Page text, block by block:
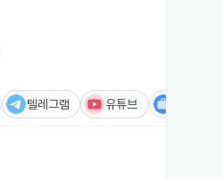
텔레그램 유튜브